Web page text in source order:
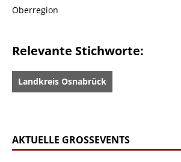
Oberregion
Relevante Stichworte:
Landkreis Osnabrück
AKTUELLE GROSSEVENTS